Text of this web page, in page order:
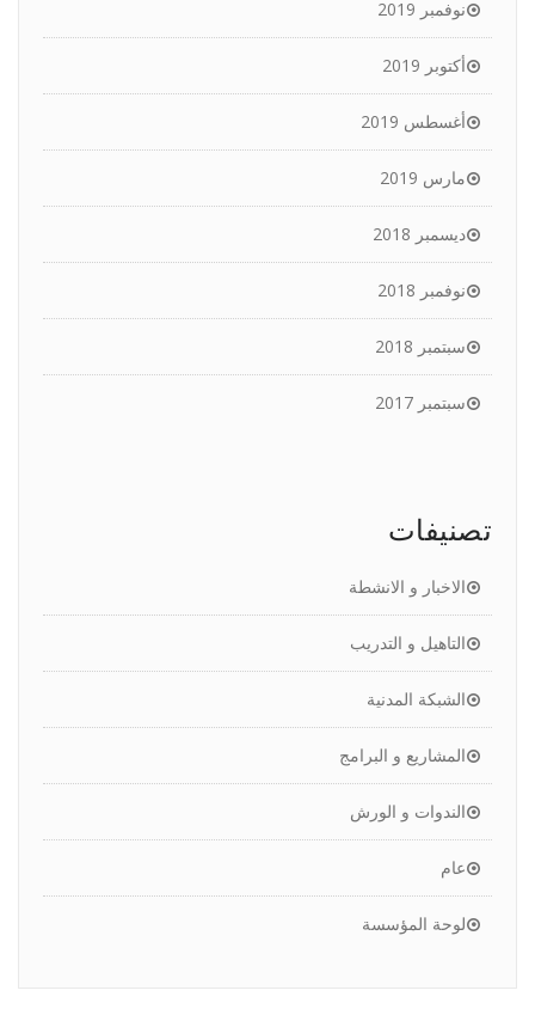
نوفمبر 2019
أكتوبر 2019
أغسطس 2019
مارس 2019
ديسمبر 2018
نوفمبر 2018
سبتمبر 2018
سبتمبر 2017
تصنيفات
الاخبار و الانشطة
التاهيل و التدريب
الشبكة المدنية
المشاريع و البرامج
الندوات و الورش
عام
لوحة المؤسسة